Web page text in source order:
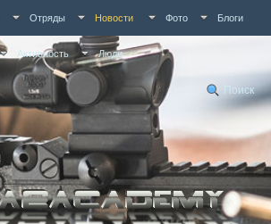
Отряды Новости Фото Блоги
Активность Люди
Поиск